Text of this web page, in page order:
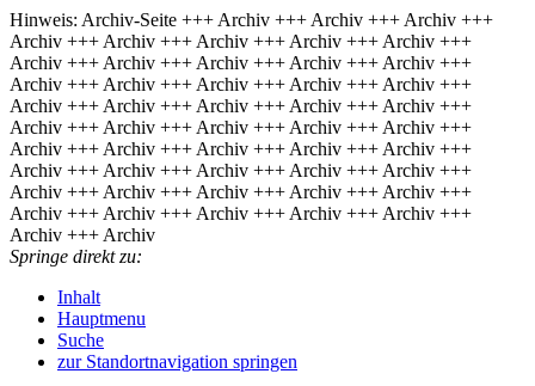
Hinweis: Archiv-Seite +++ Archiv +++ Archiv +++ Archiv +++
Archiv +++ Archiv +++ Archiv +++ Archiv +++ Archiv +++
Archiv +++ Archiv +++ Archiv +++ Archiv +++ Archiv +++
Archiv +++ Archiv +++ Archiv +++ Archiv +++ Archiv +++
Archiv +++ Archiv +++ Archiv +++ Archiv +++ Archiv +++
Archiv +++ Archiv +++ Archiv +++ Archiv +++ Archiv +++
Archiv +++ Archiv +++ Archiv +++ Archiv +++ Archiv +++
Archiv +++ Archiv +++ Archiv +++ Archiv +++ Archiv +++
Archiv +++ Archiv +++ Archiv +++ Archiv +++ Archiv +++
Archiv +++ Archiv +++ Archiv +++ Archiv +++ Archiv +++
Archiv +++ Archiv
Springe direkt zu:
Inhalt
Hauptmenu
Suche
zur Standortnavigation springen